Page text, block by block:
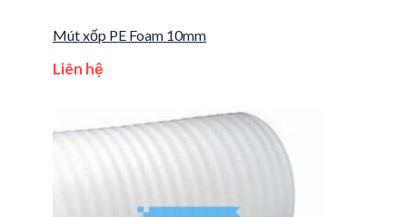
Mút xốp PE Foam 10mm
Liên hệ